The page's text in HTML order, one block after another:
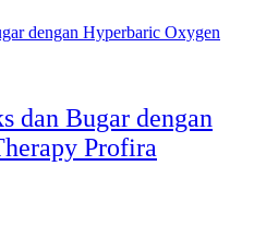
dan Bugar dengan
Profira